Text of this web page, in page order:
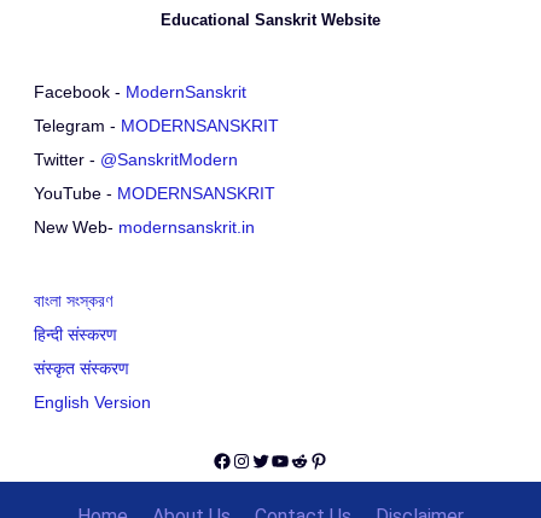
Educational Sanskrit Website
Facebook - ModernSanskrit
Telegram - MODERNSANSKRIT
Twitter - @SanskritModern
YouTube - MODERNSANSKRIT
New Web- modernsanskrit.in
বাংলা সংস্করণ
हिन्दी संस्करण
संस्कृत संस्करण
English Version
Facebook
Instagram
Twitter
YouTube
Reddit
Pinterest